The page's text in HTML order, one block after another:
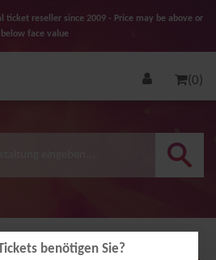
ticket reseller since 2009 - Price may be above or
below face value
(0)
benötigen Sie?